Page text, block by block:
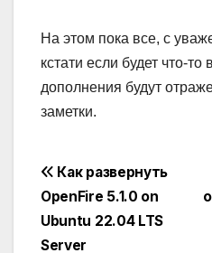
На этом пока все, с
кстати если будет что-то
дополнения будут
заметки.
Навигация
по
Как развернуть
OpenFire 5.1.0 on
Ubuntu 22.04 LTS
Server